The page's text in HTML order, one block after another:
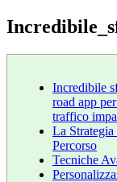
Incredibile
road app
traffico
La
Percorso
Tecniche